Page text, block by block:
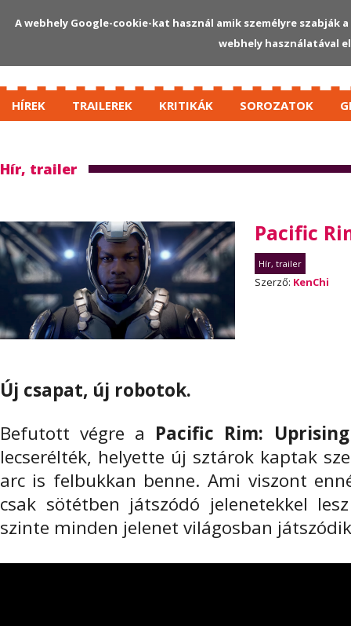
HÍREK TRAILEREK KRITIKÁK SOROZATOK
Hír, trailer
Pacific
Hír, trailer
Szerző: KenChi
Új csapat, új robotok.
Befutott végre a Pacific Rim: Uprising
lecserélték, helyette új sztárok kaptak
arc is felbukkan benne. Ami viszont
csak sötétben játszódó jelenetekkel
szinte minden jelenet világosban
A webhely Google-cookie-kat használ amik személyre
webhely használatával